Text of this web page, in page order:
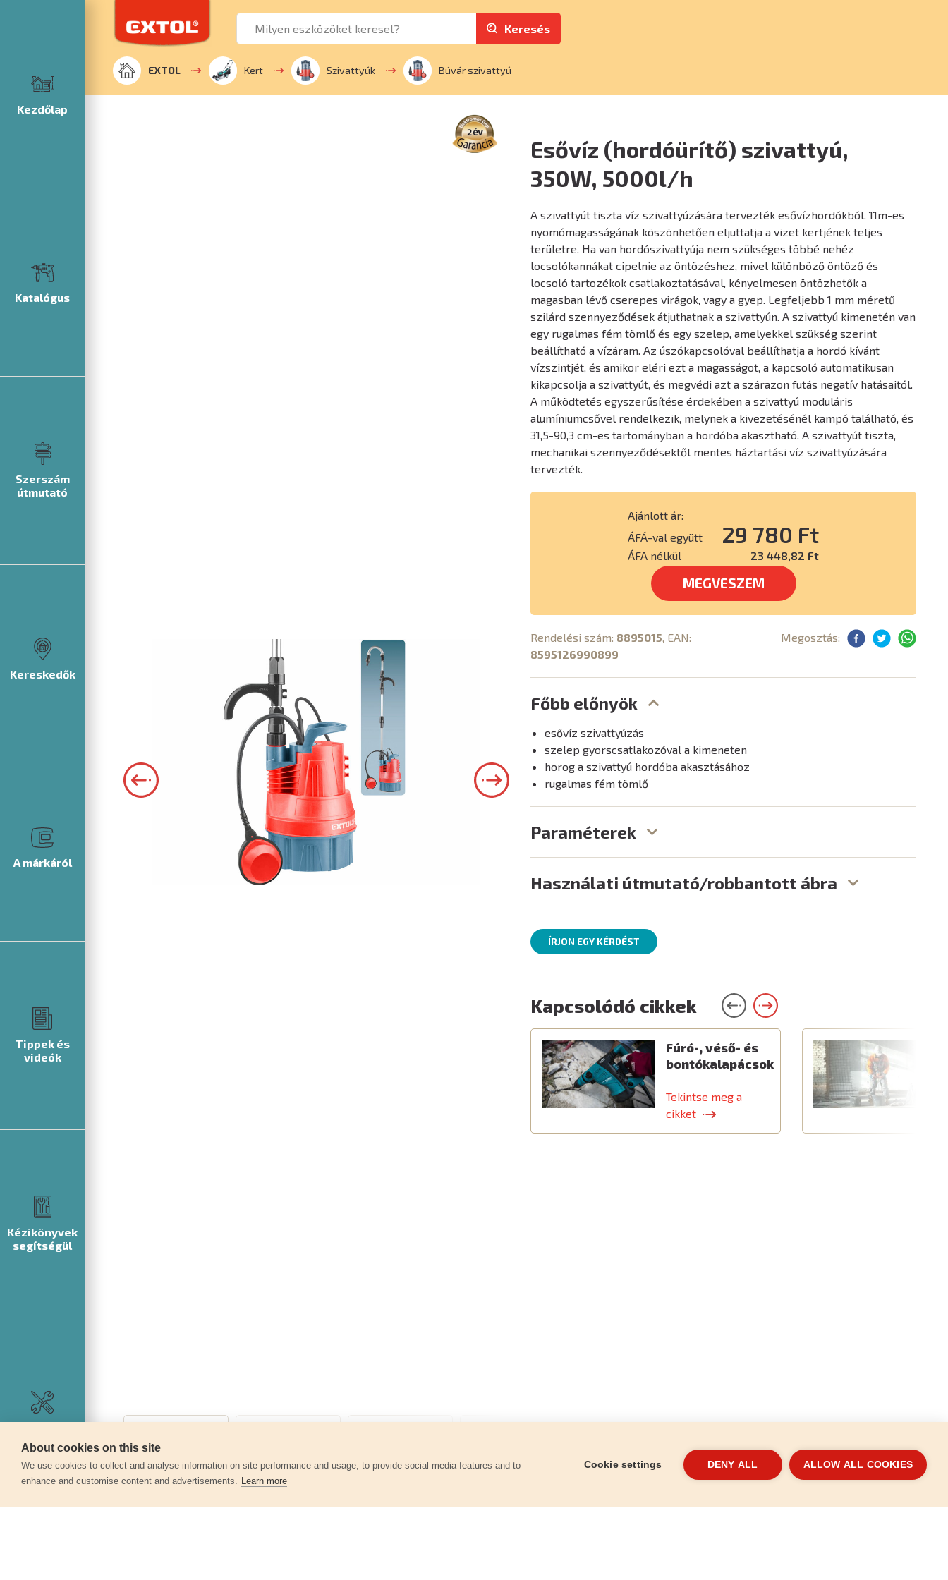
Kezdőlap
Katalógus
Szerszám
útmutató
Kereskedők
A márkáról
Tippek és
videók
Kézikönyvek
segítségül
Keresés
EXTOL Kert Szivattyúk Búvár szivattyú
Esővíz (hordóürítő) szivattyú,
350W, 5000l/h
A szivattyút tiszta víz szivattyúzására tervezték esővízhordókból. 11m-es
nyomómagasságának köszönhetően eljuttatja a vizet kertjének teljes
területre. Ha van hordószivattyúja nem szükséges többé nehéz
locsolókannákat cipelnie az öntözéshez, mivel különböző öntöző és
locsoló tartozékok csatlakoztatásával, kényelmesen öntözhetők a
magasban lévő cserepes virágok, vagy a gyep. Legfeljebb 1 mm méretű
szilárd szennyeződések átjuthatnak a szivattyún. A szivattyú kimenetén van
egy rugalmas fém tömlő és egy szelep, amelyekkel szükség szerint
beállítható a vízáram. Az úszókapcsolóval beállíthatja a hordó kívánt
vízszintjét, és amikor eléri ezt a magasságot, a kapcsoló automatikusan
kikapcsolja a szivattyút, és megvédi azt a szárazon futás negatív hatásaitól.
A működtetés egyszerűsítése érdekében a szivattyú moduláris
alumíniumcsővel rendelkezik, melynek a kivezetésénél kampó található, és
31,5-90,3 cm-es tartományban a hordóba akasztható. A szivattyút tiszta,
mechanikai szennyeződésektől mentes háztartási víz szivattyúzására
tervezték.
Ajánlott ár:
ÁFÁ-val együtt
29 780 Ft
ÁFA nélkül 23 448,82 Ft
MEGVESZEM
Rendelési szám: 8895015, EAN:
8595126990899
Megosztás:
Főbb előnyök
esővíz szivattyúzás
szelep gyorscsatlakozóval a kimeneten
horog a szivattyú hordóba akasztásához
rugalmas fém tömlő
Paraméterek
Használati útmutató/robbantott ábra
ÍRJON EGY KÉRDÉST
Kapcsolódó cikkek
Fúró-, véső- és
bontókalapácsok
Tekintse meg a
cikket
About cookies on this site
We use cookies to collect and analyse information on site performance and usage, to provide social media features and to
enhance and customise content and advertisements. Learn more
Cookie settings DENY ALL ALLOW ALL COOKIES